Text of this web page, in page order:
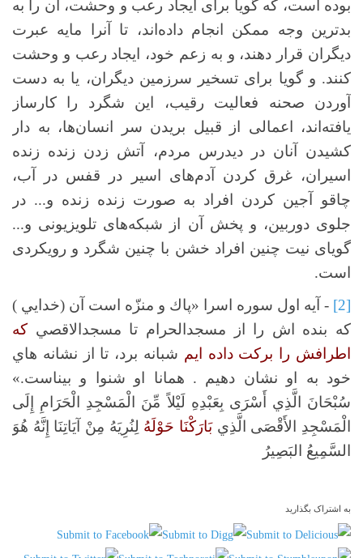
بوده است، که گویا برای ایجاد رعب و وحشت، آن را به
بدترین وجه ممکن انجام داده‌اند، تا آنرا مایه عبرت
دیگران قرار دهند، و به زعم خود، ایجاد رعب و وحشت
کنند. و گویا برای تسخیر سرزمین دیگران، یا به دست
آوردن صحنه فعالیت رقیب، این شگرد را کارساز
یافته‌اند، اعمالی از قبیل بریدن سر انسان‌ها، به دار
کشیدن آنان در دیدرس مردم، آتش زدن زنده زنده
اسیران، غرق کردن آدم‌های اسیر در قفس در آب،
چاقو آجین کردن افراد به صورت زنده زنده و... در
جلوی دوربین، و پخش آن از شبکه‌های تلویزیونی و...
گویای نیت چنین افراد خشن با چنین شگرد و رویکردی
است.
[2]
- آیه اول سوره اسرا «پاك و منزّه است آن (خدايي )
كه بنده اش را از مسجدالحرام تا مسجدالاقصي كه
اطرافش را برکت داده ایم شبانه برد، تا از نشانه هاي
خود به او نشان دهيم . همانا او شنوا و بيناست.»
سُبْحَانَ الَّذِي أَسْرَى بِعَبْدِهِ لَيْلاً مِّنَ الْمَسْجِدِ الْحَرَامِ إِلَى
الْمَسْجِدِ الأَقْصَى الَّذِيبَارَكْنَا حَوْلَهُ لِنُرِيَهُ مِنْ آيَاتِنَا إِنَّهُ هُوَ
السَّمِيعُ البَصِيرُ
به اشتراک بگذارید